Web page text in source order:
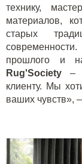
технику,
материалов,
старых
прошлого и
Rug'Society –
клиенту. Мы
ваших чувств»,